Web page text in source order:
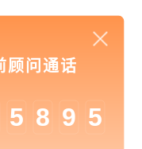
撬动品牌
续具备竞
顾问通话
5 8 9 5